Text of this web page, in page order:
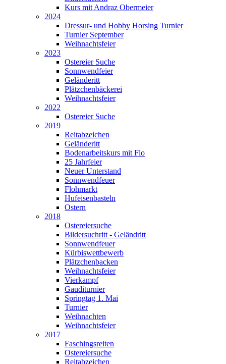
Kurs mit Andraz Obermeier
2024
Dressur- und Hobby Horsing Turnier
Turnier September
Weihnachtsfeier
2023
Ostereier Suche
Sonnwendfeier
Geländeritt
Plätzchenbäckerei
Weihnachtsfeier
2022
Ostereier Suche
2019
Reitabzeichen
Geländeritt
Bodenarbeitskurs mit Flo
25 Jahrfeier
Neuer Unterstand
Sonnwendfeuer
Flohmarkt
Hufeisenbasteln
Ostern
2018
Ostereiersuche
Bildersuchritt - Geländritt
Sonnwendfeuer
Kürbiswettbewerb
Plätzchenbacken
Weihnachtsfeier
Vierkampf
Gauditurnier
Springtag 1. Mai
Turnier
Weihnachten
Weihnachtsfeier
2017
Faschingsreiten
Ostereiersuche
Reitabzeichen